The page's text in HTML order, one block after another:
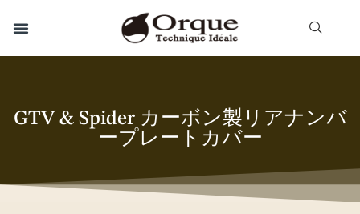
GTV & Spider カーボン製リアナンバ
ープレートカバー